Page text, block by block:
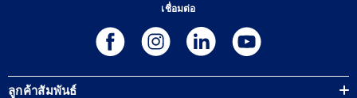
เชื่อมต่อ
ลูกค้าสัมพันธ์